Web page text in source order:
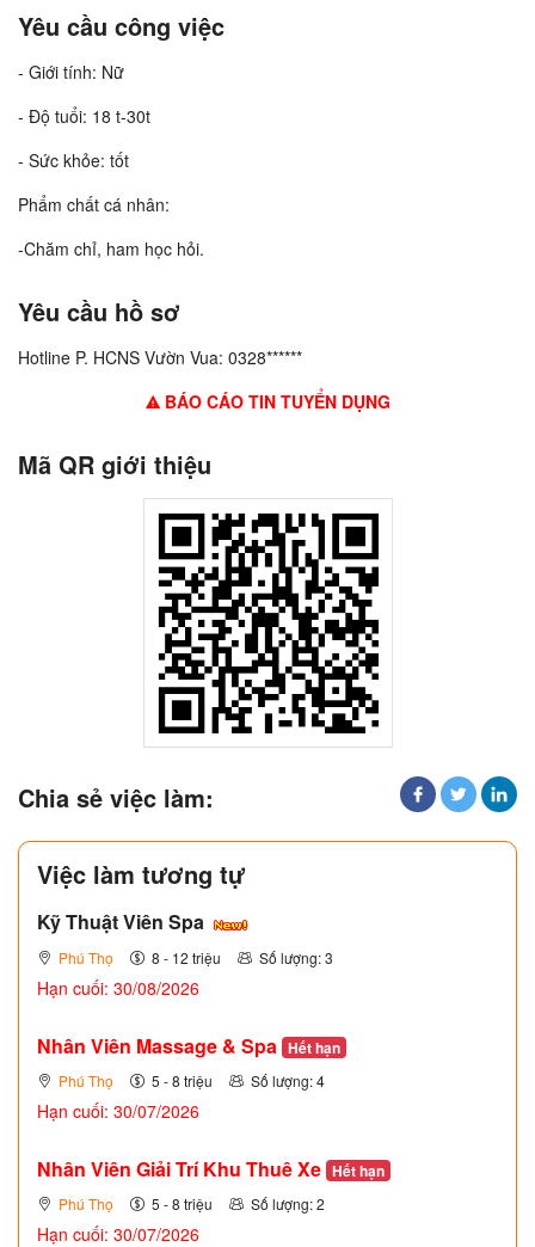
Yêu cầu công việc
- Giới tính: Nữ
- Độ tuổi: 18 t-30t
- Sức khỏe: tốt
Phẩm chất cá nhân:
-Chăm chỉ, ham học hỏi.
Yêu cầu hồ sơ
Hotline P. HCNS Vườn Vua: 0328******
BÁO CÁO TIN TUYỂN DỤNG
Mã QR giới thiệu
Chia sẻ việc làm:
Việc làm tương tự
Kỹ Thuật Viên Spa
Phú Thọ 8 - 12 triệu Số lượng: 3
Hạn cuối: 30/08/2026
Nhân Viên Massage & Spa Hết hạn
Phú Thọ 5 - 8 triệu Số lượng: 4
Hạn cuối: 30/07/2026
Nhân Viên Giải Trí Khu Thuê Xe Hết hạn
Phú Thọ 5 - 8 triệu Số lượng: 2
Hạn cuối: 30/07/2026